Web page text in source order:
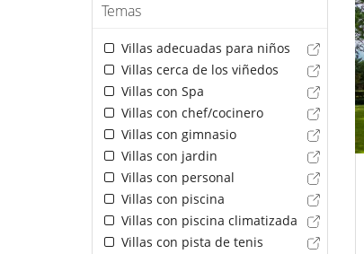
Temas
Villas adecuadas para niños
Villas cerca de los viñedos
Villas con Spa
Villas con chef/cocinero
Villas con gimnasio
Villas con jardin
Villas con personal
Villas con piscina
Villas con piscina climatizada
Villas con pista de tenis